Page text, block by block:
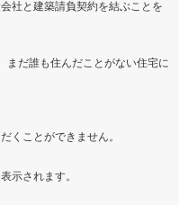
社と建築請負契約を結ぶことを
まだ誰も住んだことがない住宅に
くことができません。
示されます。